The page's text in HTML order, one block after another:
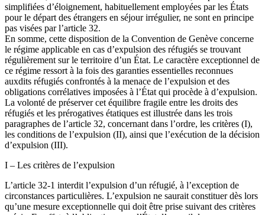
simplifiées d’éloignement, habituellement employées par les États
pour le départ des étrangers en séjour irrégulier, ne sont en principe
pas visées par l’article 32.
En somme, cette disposition de la Convention de Genève concerne
le régime applicable en cas d’expulsion des réfugiés se trouvant
régulièrement sur le territoire d’un État. Le caractère exceptionnel de
ce régime ressort à la fois des garanties essentielles reconnues
auxdits réfugiés confrontés à la menace de l’expulsion et des
obligations corrélatives imposées à l’État qui procède à d’expulsion.
La volonté de préserver cet équilibre fragile entre les droits des
réfugiés et les prérogatives étatiques est illustrée dans les trois
paragraphes de l’article 32, concernant dans l’ordre, les critères (I),
les conditions de l’expulsion (II), ainsi que l’exécution de la décision
d’expulsion (III).
I – Les critères de l’expulsion
L’article 32-1 interdit l’expulsion d’un réfugié, à l’exception de
circonstances particulières. L’expulsion ne saurait constituer dès lors
qu’une mesure exceptionnelle qui doit être prise suivant des critères